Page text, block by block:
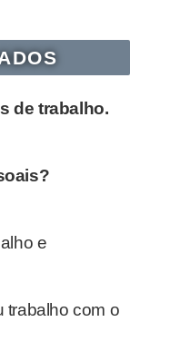
de trabalho.
e
trabalho com o